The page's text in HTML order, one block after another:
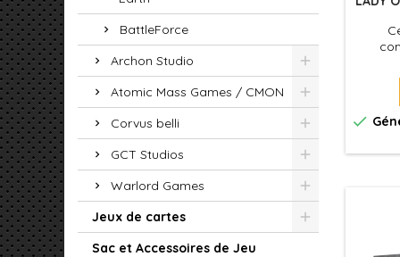
BattleForce
Archon Studio
Atomic Mass Games / CMON
Corvus belli
GCT Studios
Warlord Games
Jeux de cartes
Sac et Accessoires de Jeu
elle
